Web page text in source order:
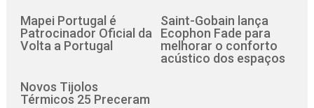
Mapei Portugal é
Patrocinador Oficial da
Volta a Portugal
Saint-Gobain lança
Ecophon Fade para
melhorar o conforto
acústico dos espaços
Novos Tijolos
Térmicos 25 Preceram